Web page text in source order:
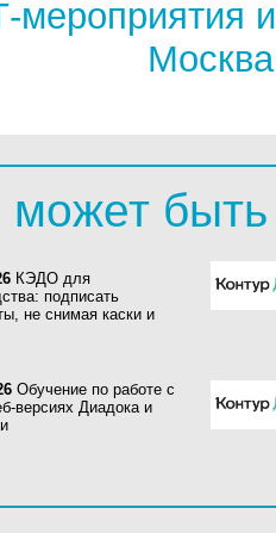
Москва
быть
КЭДО для
подписать
не снимая каски и
Обучение по работе с
версиях Диадока и